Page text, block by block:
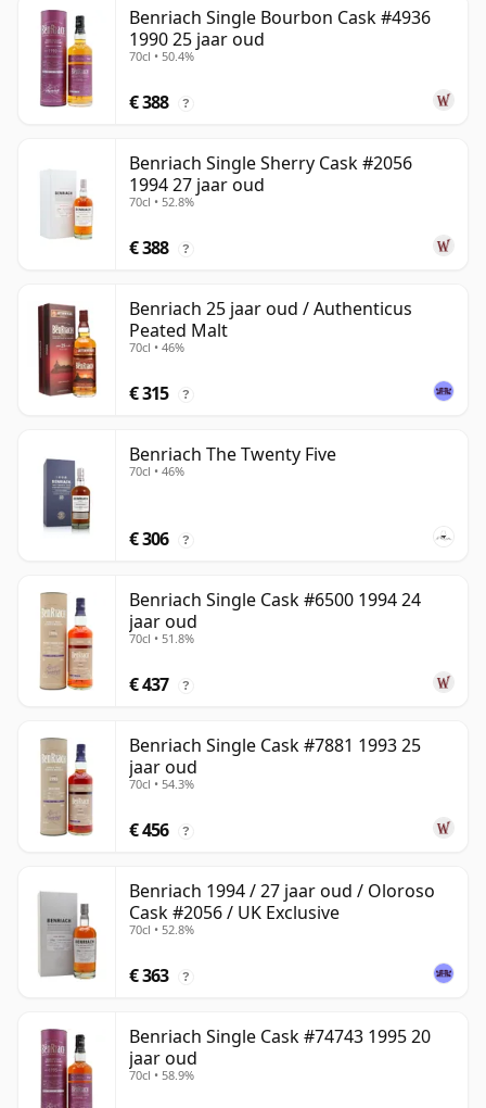
Benriach Single Bourbon Cask #4936
1990 25 jaar oud
70cl • 50.4%
€ 388 ?
Benriach Single Sherry Cask #2056
1994 27 jaar oud
70cl • 52.8%
€ 388 ?
Benriach 25 jaar oud / Authenticus
Peated Malt
70cl • 46%
€ 315 ?
Benriach The Twenty Five
70cl • 46%
€ 306 ?
Benriach Single Cask #6500 1994 24
jaar oud
70cl • 51.8%
€ 437 ?
Benriach Single Cask #7881 1993 25
jaar oud
70cl • 54.3%
€ 456 ?
Benriach 1994 / 27 jaar oud / Oloroso
Cask #2056 / UK Exclusive
70cl • 52.8%
€ 363 ?
Benriach Single Cask #74743 1995 20
jaar oud
70cl • 58.9%